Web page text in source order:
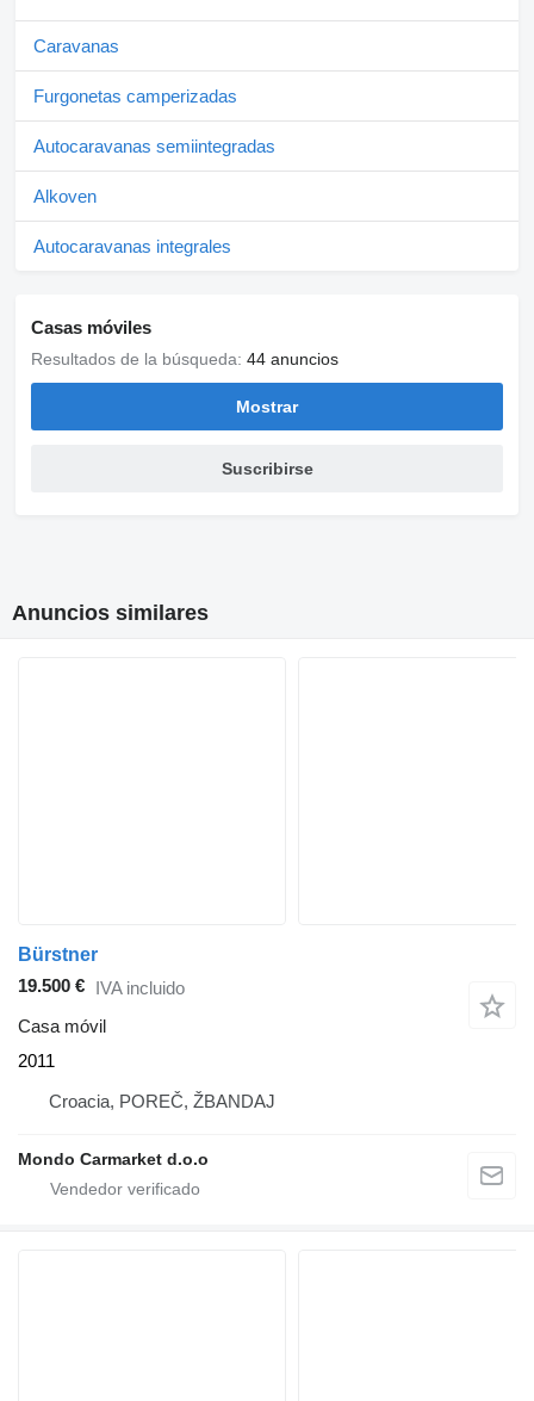
Caravanas
Furgonetas camperizadas
Autocaravanas semiintegradas
Alkoven
Autocaravanas integrales
Casas móviles
Resultados de la búsqueda: 44 anuncios
Mostrar
Suscribirse
Anuncios similares
Bürstner
19.500 € IVA incluido
Casa móvil
2011
Croacia, POREČ, ŽBANDAJ
Mondo Carmarket d.o.o